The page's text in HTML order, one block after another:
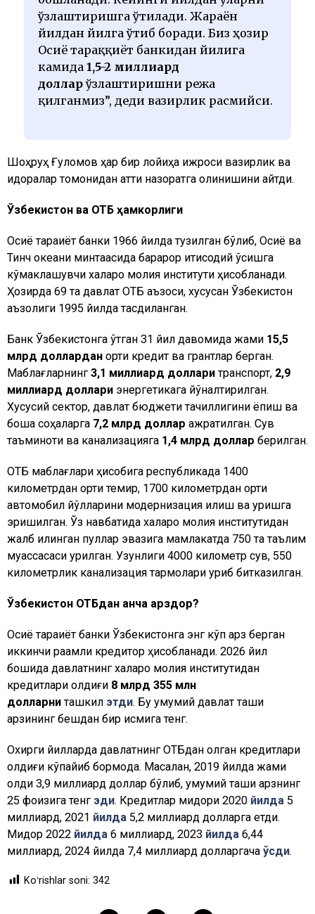
ўзлаштиришга ўтилади. Жараён
йилдан йилга ўтиб боради. Биз ҳозир
Осиё тараққиёт банкидан йилига
камида1,5-2 миллиард
долларўзлаштиришни режа
қилганмиз”, деди вазирлик расмийси.
Шоҳруҳ Ғуломов ҳар бир лойиҳа ижроси вазирлик ва
идоралар томонидан қаттиқ назоратга олинишини айтди.
Ўзбекистон ва ОТБ ҳамкорлиги
Осиё тараққиёт банки 1966 йилда тузилган бўлиб, Осиё ва
Тинч океани минтақасида барқарор иқтисодий ўсишга
кўмаклашувчи халқаро молия институти ҳисобланади.
Ҳозирда 69 та давлат ОТБ аъзоси, хусусан Ўзбекистон
аъзолиги 1995 йилда тасдиқланган.
Банк Ўзбекистонга ўтган 31 йил давомида жами 15,5
млрд доллардан ортиқ кредит ва грантлар берган.
Маблағларнинг3,1 миллиард долларитранспорт, 2,9
миллиард доллари энергетикага йўналтирилган.
Хусусий сектор, давлат бюджети тақчиллигини ёпиш ва
бошқа соҳаларга 7,2 млрд доллар ажратилган. Сув
таъминоти ва канализацияга 1,4 млрд доллар берилган.
ОТБ маблағлари ҳисобига республикада 1400
километрдан ортиқ темир, 1700 километрдан ортиқ
автомобил йўлларини модернизация қилиш ва қуришга
эришилган. Ўз навбатида халқаро молия институтидан
жалб қилинган пуллар эвазига мамлакатда 750 та таълим
муассасаси қурилган. Узунлиги 4000 километр сув, 550
километрлик канализация тармоқлари қуриб битказилган.
Ўзбекистон ОТБдан қанча қарздор?
Осиё тараққиёт банки Ўзбекистонга энг кўп қарз берган
иккинчи рақамли кредитор ҳисобланади. 2026 йил
бошида давлатнинг халқаро молия институтидан
кредитлари қолдиғи 8 млрд 355 млн
долларниташкил этди. Бу умумий давлат ташқи
қарзининг бешдан бир қисмига тенг.
Охирги йилларда давлатнинг ОТБдан олган кредитлари
қолдиғи кўпайиб бормоқда. Масалан, 2019 йилда жами
қолдиқ 3,9 миллиард доллар бўлиб, умумий ташқи қарзнинг
25 фоизига тенг эди. Кредитлар миқдори 2020 йилда 5
миллиард, 2021 йилда 5,2 миллиард долларга етди.
Миқдор 2022 йилда 6 миллиард, 2023 йилда 6,44
миллиард, 2024 йилда 7,4 миллиард долларгача ўсди.
Koʻrishlar soni: 342